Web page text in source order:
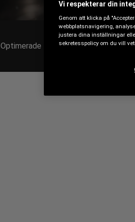
Optimerade för kalla
Vi respekterar din
Genom att klicka på
webbplatsnavigering,
justera dina inställningar
sekretesspolicy om du vill